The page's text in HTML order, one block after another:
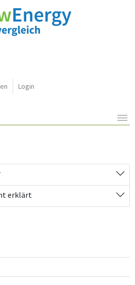
Login
erklärt